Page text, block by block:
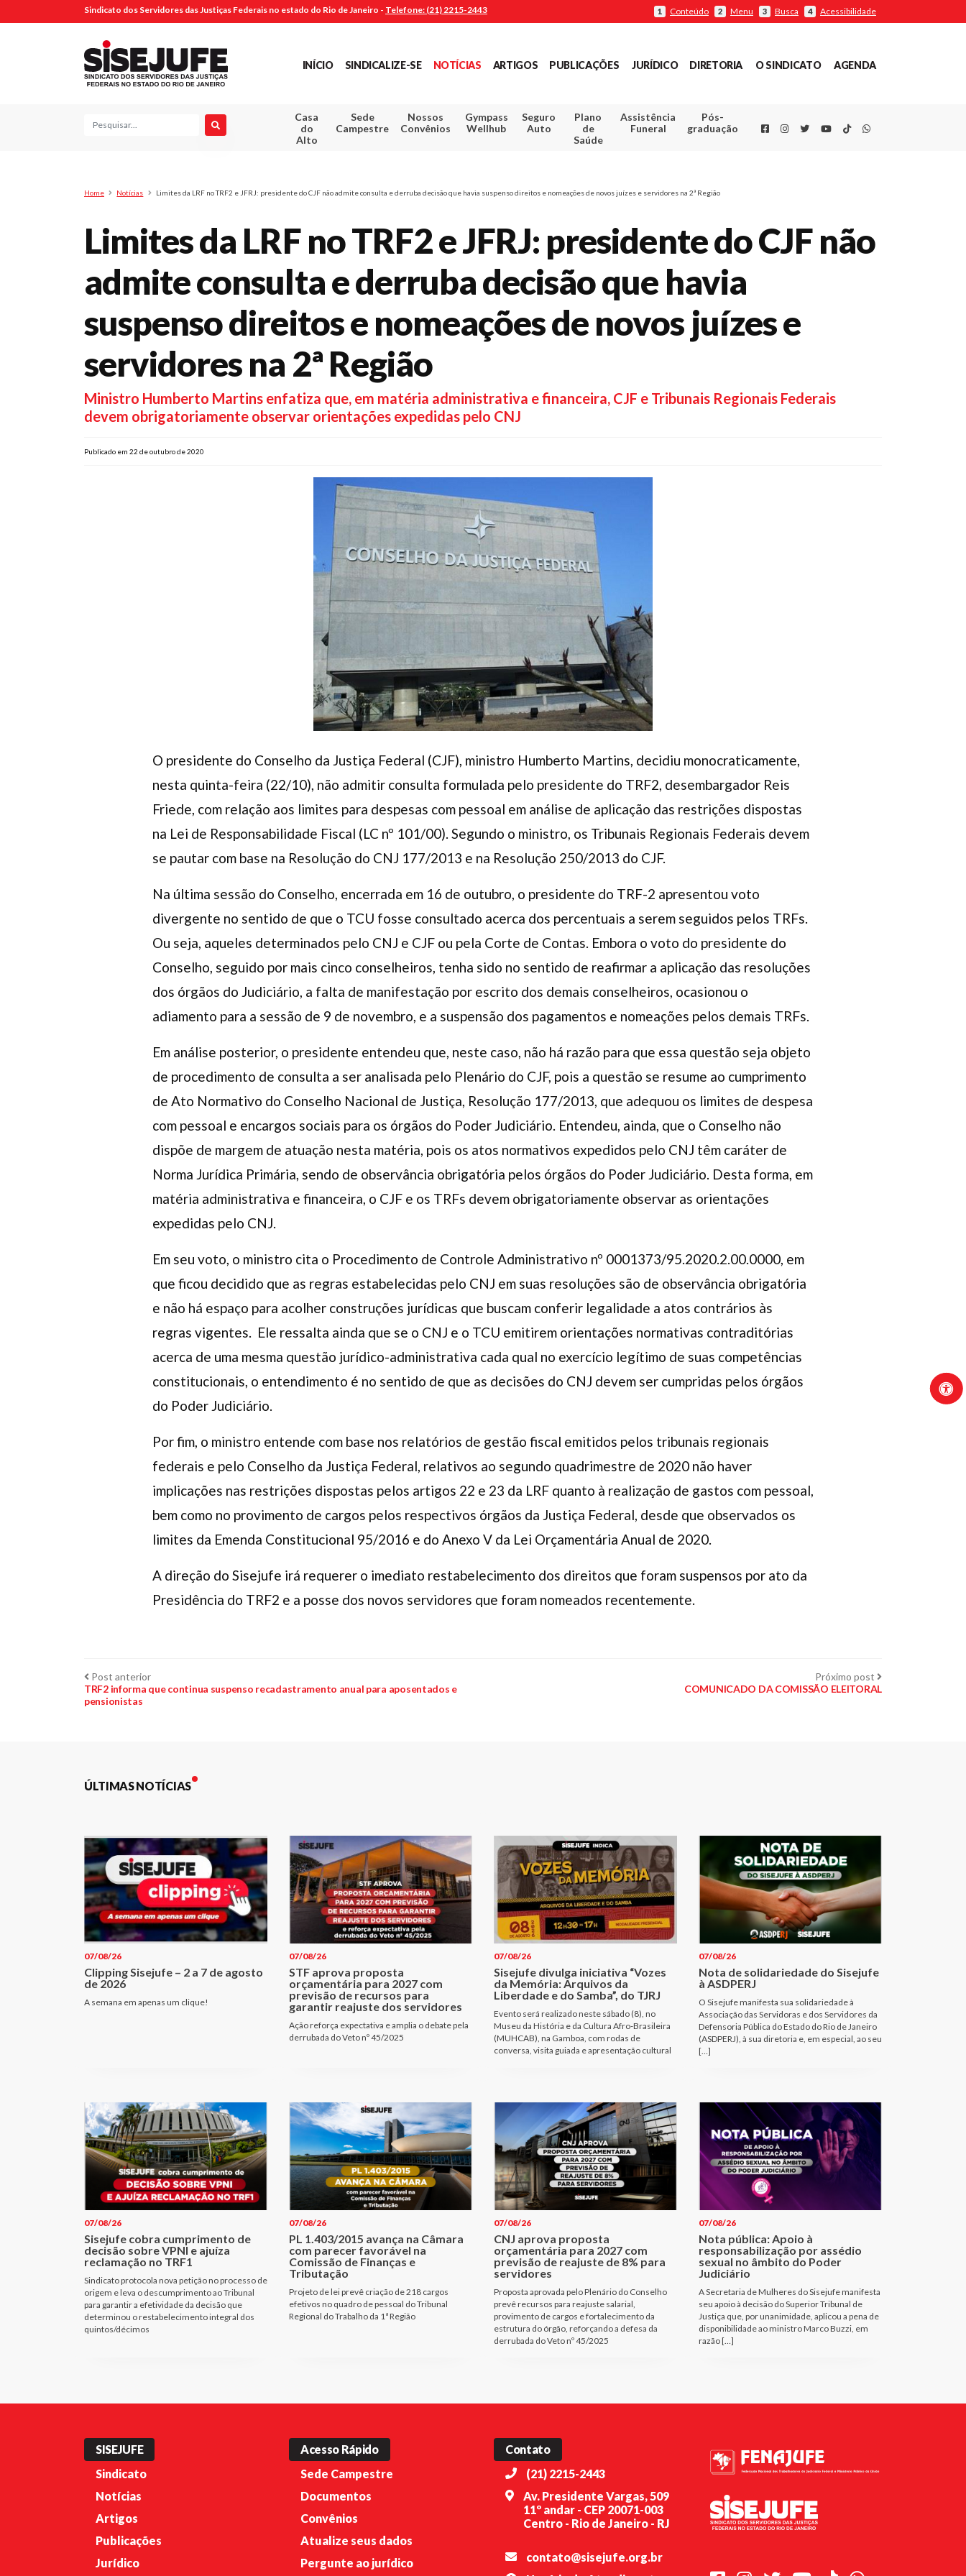
Sindicato dos Servidores das Justiças Federais no estado do Rio de Janeiro - Telefone: (21) 2215-2443 1 Conteúdo 2 Menu 3 Busca 4 Acessibilidade
INÍCIO SINDICALIZE-SE NOTÍCIAS ARTIGOS PUBLICAÇÕES JURÍDICO DIRETORIA O SINDICATO AGENDA
Pesquisa
Casa
do
Alto
Sede
Campestre
Nossos
Convênios
Gympass
Wellhub
Seguro
Auto
Plano
de
Saúde
Assistência
Funeral
Pós-
graduação
FacebookInstagram
TwitterYoutube
TikTokWhatsapp
Home Notícias Limites da LRF no TRF2 e JFRJ: presidente do CJF não admite consulta e derruba decisão que havia suspenso direitos e nomeações de novos juízes e servidores na 2ª Região
Limites da LRF no TRF2 e JFRJ: presidente do CJF não
admite consulta e derruba decisão que havia
suspenso direitos e nomeações de novos juízes e
servidores na 2ª Região
Ministro Humberto Martins enfatiza que, em matéria administrativa e financeira, CJF e Tribunais Regionais Federais
devem obrigatoriamente observar orientações expedidas pelo CNJ
Publicado em 22 de outubro de 2020
O presidente do Conselho da Justiça Federal (CJF), ministro Humberto Martins, decidiu monocraticamente,
nesta quinta-feira (22/10), não admitir consulta formulada pelo presidente do TRF2, desembargador Reis
Friede, com relação aos limites para despesas com pessoal em análise de aplicação das restrições dispostas
na Lei de Responsabilidade Fiscal (LC nº 101/00). Segundo o ministro, os Tribunais Regionais Federais devem
se pautar com base na Resolução do CNJ 177/2013 e na Resolução 250/2013 do CJF.
Na última sessão do Conselho, encerrada em 16 de outubro, o presidente do TRF-2 apresentou voto
divergente no sentido de que o TCU fosse consultado acerca dos percentuais a serem seguidos pelos TRFs.
Ou seja, aqueles determinados pelo CNJ e CJF ou pela Corte de Contas. Embora o voto do presidente do
Conselho, seguido por mais cinco conselheiros, tenha sido no sentido de reafirmar a aplicação das resoluções
dos órgãos do Judiciário, a falta de manifestação por escrito dos demais conselheiros, ocasionou o
adiamento para a sessão de 9 de novembro, e a suspensão dos pagamentos e nomeações pelos demais TRFs.
Em análise posterior, o presidente entendeu que, neste caso, não há razão para que essa questão seja objeto
de procedimento de consulta a ser analisada pelo Plenário do CJF, pois a questão se resume ao cumprimento
de Ato Normativo do Conselho Nacional de Justiça, Resolução 177/2013, que adequou os limites de despesa
com pessoal e encargos sociais para os órgãos do Poder Judiciário. Entendeu, ainda, que o Conselho não
dispõe de margem de atuação nesta matéria, pois os atos normativos expedidos pelo CNJ têm caráter de
Norma Jurídica Primária, sendo de observância obrigatória pelos órgãos do Poder Judiciário. Desta forma, em
matéria administrativa e financeira, o CJF e os TRFs devem obrigatoriamente observar as orientações
expedidas pelo CNJ.
Em seu voto, o ministro cita o Procedimento de Controle Administrativo nº 0001373/95.2020.2.00.0000, em
que ficou decidido que as regras estabelecidas pelo CNJ em suas resoluções são de observância obrigatória
e não há espaço para acolher construções jurídicas que buscam conferir legalidade a atos contrários às
regras vigentes. Ele ressalta ainda que se o CNJ e o TCU emitirem orientações normativas contraditórias
acerca de uma mesma questão jurídico-administrativa cada qual no exercício legítimo de suas competências
constitucionais, o entendimento é no sentido de que as decisões do CNJ devem ser cumpridas pelos órgãos
do Poder Judiciário.
Por fim, o ministro entende com base nos relatórios de gestão fiscal emitidos pelos tribunais regionais
federais e pelo Conselho da Justiça Federal, relativos ao segundo quadrimestre de 2020 não haver
implicações nas restrições dispostas pelos artigos 22 e 23 da LRF quanto à realização de gastos com pessoal,
bem como no provimento de cargos pelos respectivos órgãos da Justiça Federal, desde que observados os
limites da Emenda Constitucional 95/2016 e do Anexo V da Lei Orçamentária Anual de 2020.
A direção do Sisejufe irá requerer o imediato restabelecimento dos direitos que foram suspensos por ato da
Presidência do TRF2 e a posse dos novos servidores que foram nomeados recentemente.
Navegação
de
Post anteriorPost
anterior:
TRF2 informa que continua suspenso recadastramento anual para aposentados e
pensionistas
Próximo post Próximo
COMUNICADO DA COMISSÃO ELEITORAL
ÚLTIMAS NOTÍCIAS
07/08/26
Clipping Sisejufe – 2 a 7 de agosto
de 2026
A semana em apenas um clique!
07/08/26
STF aprova proposta
orçamentária para 2027 com
previsão de recursos para
garantir reajuste dos servidores
Ação reforça expectativa e amplia o debate pela
derrubada do Veto nº 45/2025
07/08/26
Sisejufe divulga iniciativa “Vozes
da Memória: Arquivos da
Liberdade e do Samba”, do TJRJ
Evento será realizado neste sábado (8), no
Museu da História e da Cultura Afro-Brasileira
(MUHCAB), na Gamboa, com rodas de
conversa, visita guiada e apresentação cultural
07/08/26
Nota de solidariedade do Sisejufe
à ASDPERJ
O Sisejufe manifesta sua solidariedade à
Associação das Servidoras e dos Servidores da
Defensoria Pública do Estado do Rio de Janeiro
(ASDPERJ), à sua diretoria e, em especial, ao seu
[…]
07/08/26
Sisejufe cobra cumprimento de
decisão sobre VPNI e ajuíza
reclamação no TRF1
Sindicato protocola nova petição no processo de
origem e leva o descumprimento ao Tribunal
para garantir a efetividade da decisão que
determinou o restabelecimento integral dos
quintos/décimos
07/08/26
PL 1.403/2015 avança na Câmara
com parecer favorável na
Comissão de Finanças e
Tributação
Projeto de lei prevê criação de 218 cargos
efetivos no quadro de pessoal do Tribunal
Regional do Trabalho da 1ª Região
07/08/26
CNJ aprova proposta
orçamentária para 2027 com
previsão de reajuste de 8% para
servidores
Proposta aprovada pelo Plenário do Conselho
prevê recursos para reajuste salarial,
provimento de cargos e fortalecimento da
estrutura do órgão, reforçando a defesa da
derrubada do Veto nº 45/2025
07/08/26
Nota pública: Apoio à
responsabilização por assédio
sexual no âmbito do Poder
Judiciário
A Secretaria de Mulheres do Sisejufe manifesta
seu apoio à decisão do Superior Tribunal de
Justiça que, por unanimidade, aplicou a pena de
disponibilidade ao ministro Marco Buzzi, em
razão […]
SISEJUFE
Sindicato
Notícias
Artigos
Publicações
Jurídico
Acesso Rápido
Sede Campestre
Documentos
Convênios
Atualize seus dados
Pergunte ao jurídico
Contato
(21) 2215-2443
Av. Presidente Vargas, 509
11º andar - CEP 20071-003
Centro - Rio de Janeiro - RJ
contato@sisejufe.org.br